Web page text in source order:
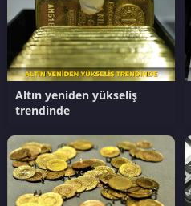
Altın yeniden yükseliş
trendinde